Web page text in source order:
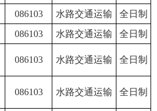
086103 水路交通运输
全日制
086103 水路交通运输 全日制
086103 水路交通运输 全日制
086103 水路交通运输 全日制